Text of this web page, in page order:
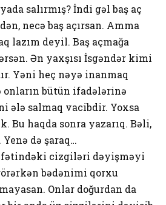
salırmış? İndi gəl baş aç
necə baş açırsan. Amma
lazım deyil. Baş açmağa
Ən yaxşısı İsgəndər kimi
Yəni heç nəyə inanmaq
onların bütün ifadələrinə
ələ salmaq vacibdir. Yoxsa
Bu haqda sonra yazarıq. Bəli,
də şaraq…
cizgiləri dəyişməyi
bədənimi qorxu
Onlar doğurdan da